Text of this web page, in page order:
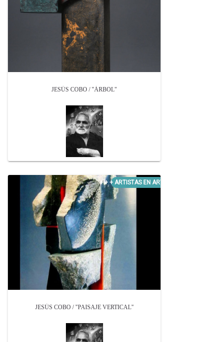
JESÚS COBO / "ÁRBOL"
JESÚS COBO / "PAISAJE VERTICAL"